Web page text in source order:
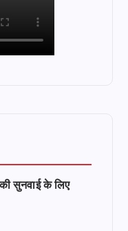
की सुनवाई के लिए